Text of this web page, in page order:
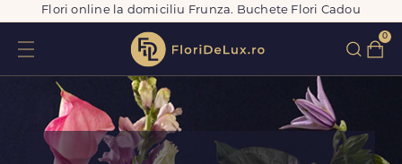
Flori online la domiciliu Frunza. Buchete Flori Cadou
0